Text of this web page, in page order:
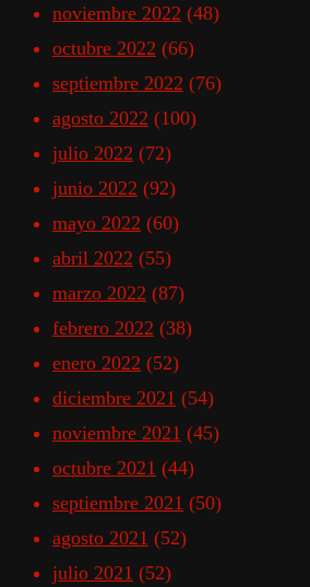
noviembre 2022 (48)
octubre 2022 (66)
septiembre 2022 (76)
agosto 2022 (100)
julio 2022 (72)
junio 2022 (92)
mayo 2022 (60)
abril 2022 (55)
marzo 2022 (87)
febrero 2022 (38)
enero 2022 (52)
diciembre 2021 (54)
noviembre 2021 (45)
octubre 2021 (44)
septiembre 2021 (50)
agosto 2021 (52)
julio 2021 (52)